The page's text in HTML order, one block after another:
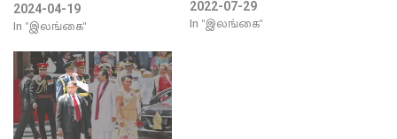
2024-04-19
In "இலங்கை"
கணவதிப்பிள்ளை
மோகனை சட்டமா அதிபரின்
2022-07-29
In "இலங்கை"